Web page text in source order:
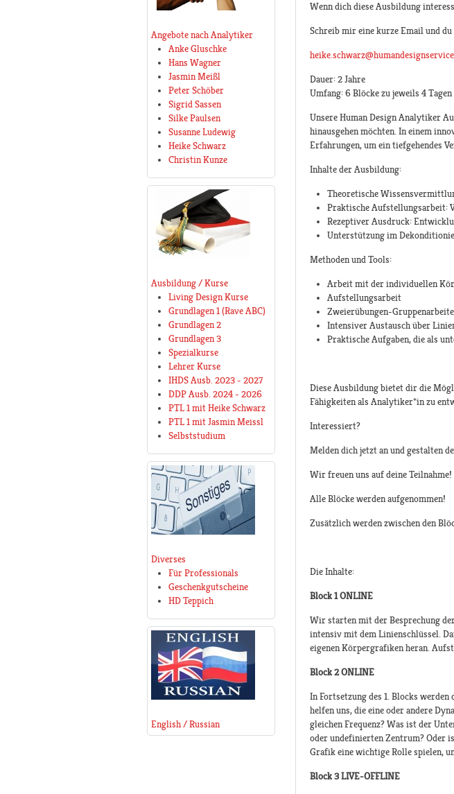
Wenn dich diese Ausbildung
Schreib mir eine kurze Email und
Dauer: 2 Jahre
Umfang: 6 Blöcke zu jeweils 4 Tagen
Unsere Human Design Analytiker
hinausgehen möchten. In einem
Erfahrungen, um ein tiefgehendes
Inhalte der Ausbildung:​
Theoretische
Praktische Aufstellungsarbeit:
Rezeptiver Ausdruck:
Unterstützung im
Methoden und Tools:
Arbeit mit der individuellen
Aufstellungsarbeit
Zweierübungen-
Intensiver Austausch über
Praktische Aufgaben, die als
Diese Ausbildung bietet dir die
Fähigkeiten als Analytiker*in zu
Interessiert?
Melden dich jetzt an und gestalten
Wir freuen uns auf deine Teilnahme!​
Alle Blöcke werden aufgenommen!​
Zusätzlich werden zwischen den
Die Inhalte:
Block 1 ONLINE
Wir starten mit der Besprechung
intensiv mit dem Linienschlüssel.
eigenen Körpergrafiken heran.
Block 2 ONLINE
In Fortsetzung des 1. Blocks
helfen uns, die eine oder andere
gleichen Frequenz? Was ist der
oder undefinierten Zentrum? Oder
Grafik eine wichtige Rolle spielen,
Block 3 LIVE-OFFLINE
Angebote nach Analytiker
Anke Gluschke
Hans Wagner
Jasmin Meißl
Peter Schöber
Sigrid Sassen
Silke Paulsen
Susanne Ludewig
Heike Schwarz
Christin Kunze
Ausbildung / Kurse
Living Design Kurse
Grundlagen 1 (Rave ABC)
Grundlagen 2
Grundlagen 3
Spezialkurse
Lehrer Kurse
IHDS Ausb. 2023 - 2027
DDP Ausb. 2024 - 2026
PTL 1 mit Heike Schwarz
PTL 1 mit Jasmin Meissl
Selbststudium
Diverses
Für Professionals
Geschenkgutscheine
HD Teppich
English / Russian